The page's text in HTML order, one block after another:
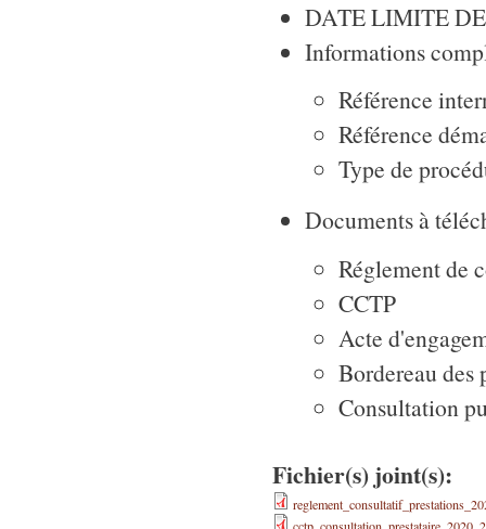
DATE LIMITE DE
Informations
Référence
Référence
Type de
Documents à
Réglement de
CCTP
Acte
Bordereau des
Consultation
Fichier(s) joint(s):